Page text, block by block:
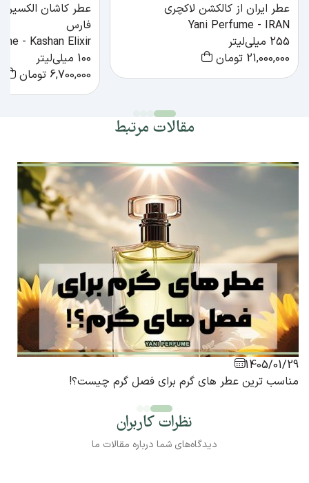
عطر ایران از کالکشن لاکچری
Yani Perfume - IRAN
255 میلی‌لیتر
21,000,000 تومان
عطر کاشان الکسیر
فارس
- Kashan Elixir
100 میلی‌لیتر
6,700,000 تومان
مقالات مرتبط
1405/01/29
مناسب ترین عطر های گرم برای فصل گرم چیست؟!
نظرات کاربران
دیدگاه‌های شما درباره مقالات ما